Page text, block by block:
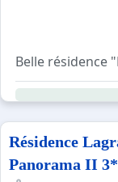
Belle résidence
Résidence
Panorama II